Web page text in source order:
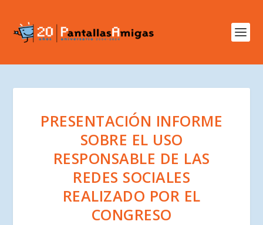
PRESENTACIÓN INFORME
SOBRE EL USO
RESPONSABLE DE LAS
REDES SOCIALES
REALIZADO POR EL
CONGRESO